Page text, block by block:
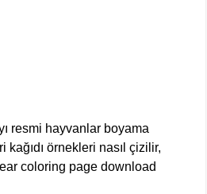
resmi hayvanlar boyama
kağıdı örnekleri nasıl çizilir,
coloring page download